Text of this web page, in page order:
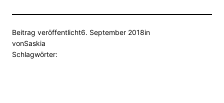
Beitrag veröffentlicht6. September 2018in
vonSaskia
Schlagwörter: